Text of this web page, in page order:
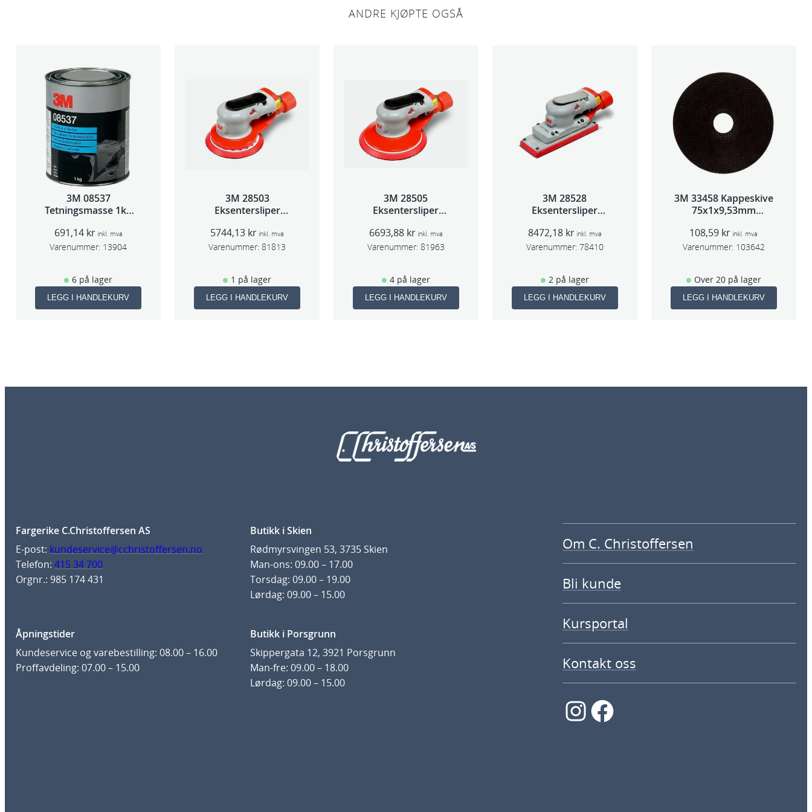
ANDRE KJØPTE OGSÅ
3M 08537
Tetningsmasse 1kg
691,14 kr inkl. mva
Varenummer: 13904
6 på lager
LEGG I HANDLEKURV
3M 28503
Eksentersliper
slag 75mm
5744,13 kr inkl. mva
Varenummer: 81813
1 på lager
LEGG I HANDLEKURV
3M 28505
Eksentersliper
slag 75mm
6693,88 kr inkl. mva
Varenummer: 81963
4 på lager
LEGG I HANDLEKURV
3M 28528
Eksentersliper
slag 70×198
8472,18 kr inkl. mva
Varenummer: 78410
2 på lager
LEGG I HANDLEKURV
3M 33458 Kappeskive
75x1x9,53mm
108,59 kr inkl. mva
Varenummer: 103642
Over 20 på lager
LEGG I HANDLEKURV
Fargerike C.Christoffersen AS
E-post: kundeservice@cchristoffersen.no
Telefon: 415 34 700
Orgnr.: 985 174 431
Butikk i Skien
Rødmyrsvingen 53, 3735 Skien
Man-ons: 09.00 – 17.00
Torsdag: 09.00 – 19.00
Lørdag: 09.00 – 15.00
Åpningstider
Kundeservice og varebestilling: 08.00 – 16.00
Proffavdeling: 07.00 – 15.00
Butikk i Porsgrunn
Skippergata 12, 3921 Porsgrunn
Man-fre: 09.00 – 18.00
Lørdag: 09.00 – 15.00
Om C. Christoffersen
Bli kunde
Kursportal
Kontakt oss
InstagramFacebook